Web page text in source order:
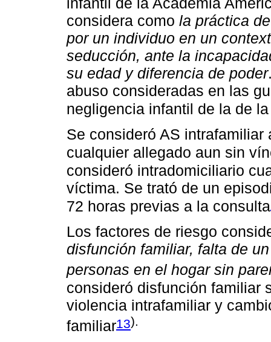
considera como la práctica
por un individuo en un
seducción, ante la
su edad y diferencia de poder
abuso consideradas en las
negligencia infantil de la de
Se consideró AS
cualquier allegado aun sin
consideró intradomiciliario
víctima. Se trató de un
72 horas previas a la consulta
Los factores de riesgo
disfunción familiar, falta de
personas en el hogar sin
consideró disfunción familiar
violencia intrafamiliar y
familiar13).